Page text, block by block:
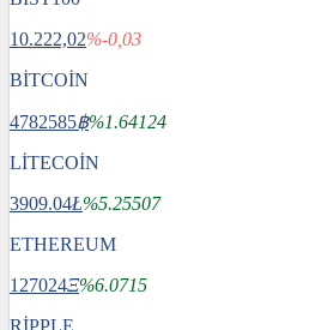
10.222,02%-0,03
BİTCOİN
4782585฿%1.64124
LİTECOİN
3909.04Ł%5.25507
ETHEREUM
127024Ξ%6.0715
RİPPLE